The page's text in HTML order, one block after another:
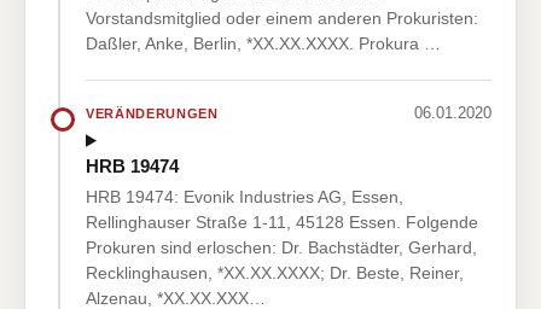
Vorstandsmitglied oder einem anderen Prokuristen:
Daßler, Anke, Berlin, *XX.XX.XXXX. Prokura …
VERÄNDERUNGEN 06.01.2020
HRB 19474
HRB 19474: Evonik Industries AG, Essen,
Rellinghauser Straße 1-11, 45128 Essen. Folgende
Prokuren sind erloschen: Dr. Bachstädter, Gerhard,
Recklinghausen, *XX.XX.XXXX; Dr. Beste, Reiner,
Alzenau, *XX.XX.XXX…